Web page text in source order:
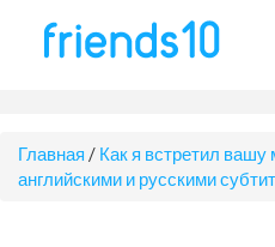
Главная / Как я встретил вашу
английскими и русскими